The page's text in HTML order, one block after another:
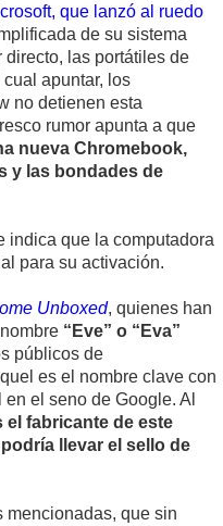
que lanzó al ruedo
de su sistema
las portátiles de
apuntar, los
no detienen esta
rumor apunta a que
nueva Chromebook,
y las bondades de
indica que la computadora
para su activación.
Unboxed, quienes han
“Eve” o “Eva”
públicos de
es el nombre clave con
el seno de Google. Al
el fabricante de este
podría llevar el sello de
mencionadas, que sin